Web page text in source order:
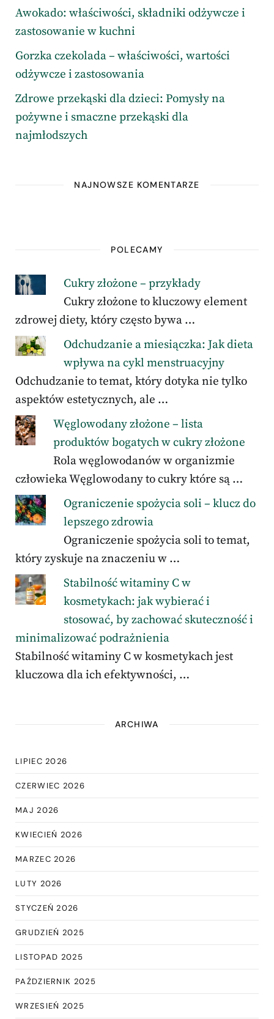
Awokado: właściwości, składniki odżywcze i
zastosowanie w kuchni
Gorzka czekolada – właściwości, wartości
odżywcze i zastosowania
Zdrowe przekąski dla dzieci: Pomysły na
pożywne i smaczne przekąski dla
najmłodszych
NAJNOWSZE KOMENTARZE
POLECAMY
Cukry złożone – przykłady
Cukry złożone to kluczowy element
zdrowej diety, który często bywa …
Odchudzanie a miesiączka: Jak dieta
wpływa na cykl menstruacyjny
Odchudzanie to temat, który dotyka nie tylko
aspektów estetycznych, ale …
Węglowodany złożone – lista
produktów bogatych w cukry złożone
Rola węglowodanów w organizmie
człowieka Węglowodany to cukry które są …
Ograniczenie spożycia soli – klucz do
lepszego zdrowia
Ograniczenie spożycia soli to temat,
który zyskuje na znaczeniu w …
Stabilność witaminy C w
kosmetykach: jak wybierać i
stosować, by zachować skuteczność i
minimalizować podrażnienia
Stabilność witaminy C w kosmetykach jest
kluczowa dla ich efektywności, …
ARCHIWA
LIPIEC 2026
CZERWIEC 2026
MAJ 2026
KWIECIEŃ 2026
MARZEC 2026
LUTY 2026
STYCZEŃ 2026
GRUDZIEŃ 2025
LISTOPAD 2025
PAŹDZIERNIK 2025
WRZESIEŃ 2025